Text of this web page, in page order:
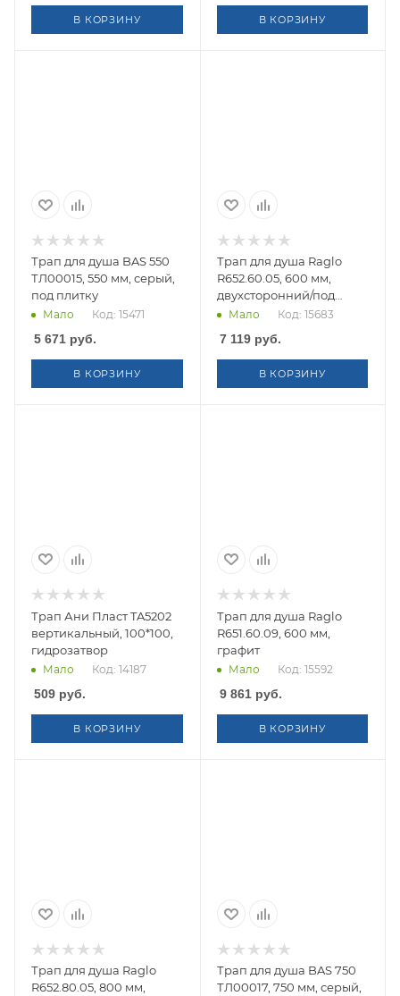
В КОРЗИНУ В КОРЗИНУ
Трап для душа BAS 550
ТЛ00015, 550 мм, серый,
под плитку
Мало Код: 15471
5 671 руб.
В КОРЗИНУ
Трап для душа Raglo
R652.60.05, 600 мм,
двухсторонний/под
плитку
Мало Код: 15683
7 119руб.
В КОРЗИНУ
Трап Ани Пласт TA5202
вертикальный, 100*100,
гидрозатвор
Мало Код: 14187
509 руб.
В КОРЗИНУ
Трап для душа Raglo
R651.60.09, 600 мм,
графит
Мало Код: 15592
9 861руб.
В КОРЗИНУ
Трап для душа Raglo
R652.80.05, 800 мм,
Трап для душа BAS 750
ТЛ00017, 750 мм, серый,